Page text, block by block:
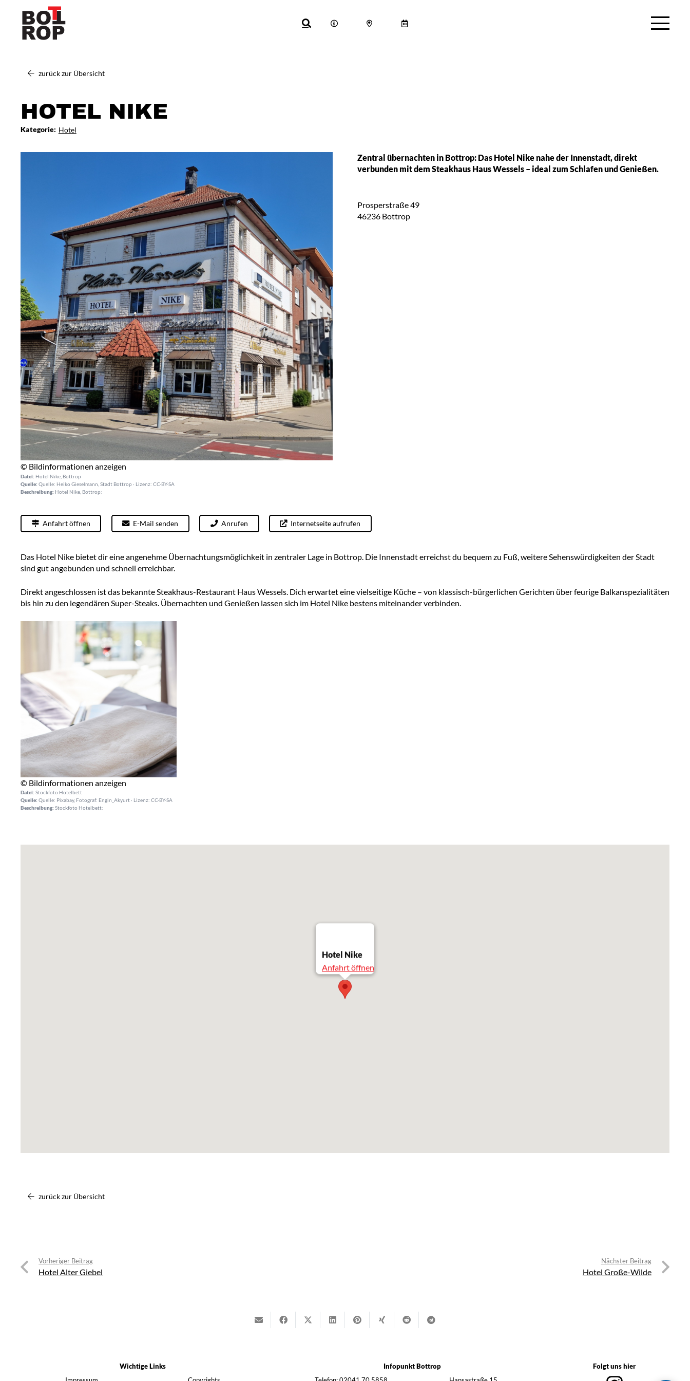
zurück zur Übersicht
HOTEL NIKE
Kategorie: Hotel
© Bildinformationen anzeigen
Datei: Hotel Nike, Bottrop
Quelle: Quelle: Heiko Gieselmann, Stadt Bottrop · Lizenz: CC-BY-SA
Beschreibung: Hotel Nike, Bottrop:
Zentral übernachten in Bottrop: Das Hotel Nike nahe der Innenstadt, direkt
verbunden mit dem Steakhaus Haus Wessels – ideal zum Schlafen und Genießen.
Prosperstraße 49
46236 Bottrop
Anfahrt öffnen E-Mail senden Anrufen Internetseite aufrufen
Das Hotel Nike bietet dir eine angenehme Übernachtungsmöglichkeit in zentraler Lage in Bottrop. Die Innenstadt erreichst du bequem zu Fuß, weitere Sehenswürdigkeiten der Stadt
sind gut angebunden und schnell erreichbar.
Direkt angeschlossen ist das bekannte Steakhaus-Restaurant Haus Wessels. Dich erwartet eine vielseitige Küche – von klassisch-bürgerlichen Gerichten über feurige Balkanspezialitäten
bis hin zu den legendären Super-Steaks. Übernachten und Genießen lassen sich im Hotel Nike bestens miteinander verbinden.
© Bildinformationen anzeigen
Datei: Stockfoto Hotelbett
Quelle: Quelle: Pixabay, Fotograf: Engin_Akyurt · Lizenz: CC-BY-SA
Beschreibung: Stockfoto Hotelbett:
Hotel Nike
Anfahrt öffnen
zurück zur Übersicht
Vorheriger Beitrag
Hotel Alter Giebel
Nächster Beitrag
Hotel Große-Wilde
Wichtige Links
Infopunkt Bottrop
Folgt uns hier